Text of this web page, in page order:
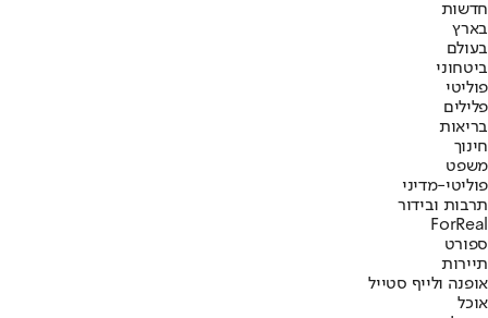
חדשות
בארץ
בעולם
ביטחוני
פוליטי
פלילים
בריאות
חינוך
משפט
פוליטי-מדיני
תרבות ובידור
ForReal
ספורט
תיירות
אופנה ולייף סטייל
אוכל